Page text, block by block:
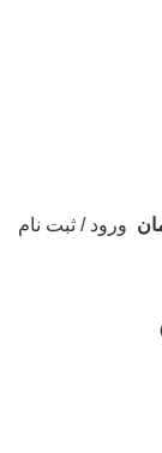
ورود / ثبت نام